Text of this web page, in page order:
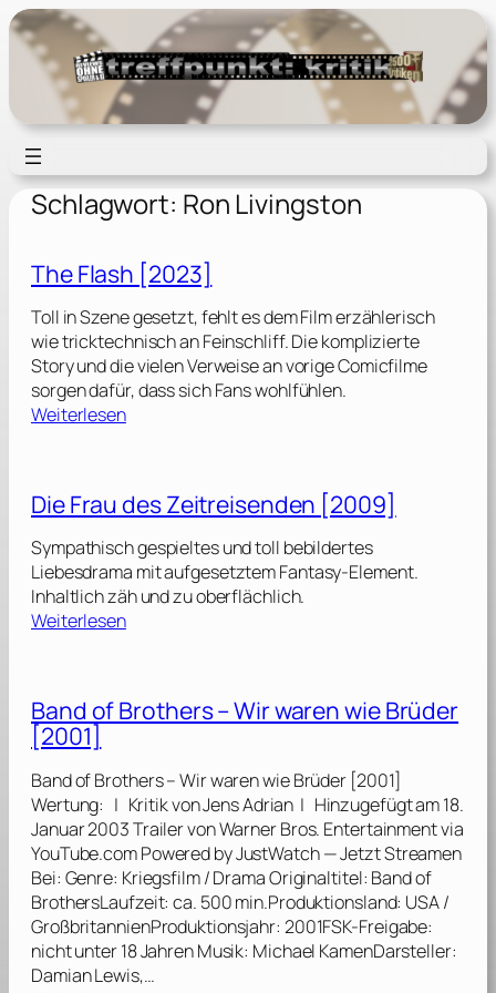
Zum
Inhalt
springen
Schlagwort: Ron Livingston
The Flash [2023]
Toll in Szene gesetzt, fehlt es dem Film erzählerisch
wie tricktechnisch an Feinschliff. Die komplizierte
Story und die vielen Verweise an vorige Comicfilme
sorgen dafür, dass sich Fans wohlfühlen.
Weiterlesen:
F
l
a
s
h
[
2
3
Die Frau des Zeitreisenden [2009]
Sympathisch gespieltes und toll bebildertes
Liebesdrama mit aufgesetztem Fantasy-Element.
Inhaltlich zäh und zu oberflächlich.
Weiterlesen:
F
u
d
e
s
Z
e
i
t
r
Band of Brothers – Wir waren wie Brüder
[2001]
Band of Brothers – Wir waren wie Brüder [2001]
Wertung: | Kritik von Jens Adrian | Hinzugefügt am 18.
Januar 2003 Trailer von Warner Bros. Entertainment via
YouTube.com Powered by JustWatch — Jetzt Streamen
Bei: Genre: Kriegsfilm / Drama Originaltitel: Band of
BrothersLaufzeit: ca. 500 min.Produktionsland: USA /
GroßbritannienProduktionsjahr: 2001FSK-Freigabe:
nicht unter 18 Jahren Musik: Michael KamenDarsteller:
Damian Lewis,…